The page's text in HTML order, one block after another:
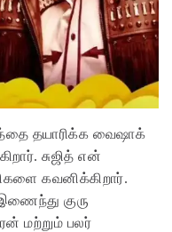
தயாரிக்க வைஷாக்
சுஜித் என்
கவனிக்கிறார்.
குரு
மற்றும் பலர்